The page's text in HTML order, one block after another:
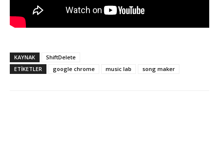
KAYNAK
ShiftDelete
ETİKETLER
google chrome music lab song maker